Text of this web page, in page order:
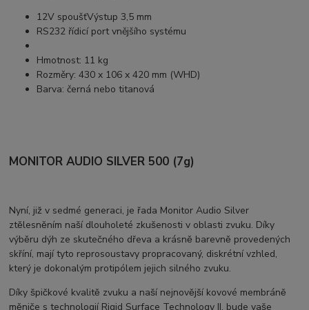
12V spoušťVýstup 3,5 mm
RS232 řídicí port vnějšího systému
Hmotnost: 11 kg
Rozměry:430 x 106 x 420 mm (WHD)
Barva: černá nebo titanová
MONITOR AUDIO SILVER 500 (7g)
Nyní, již v sedmé generaci, je řada Monitor Audio Silver
ztělesněním naší dlouholeté zkušenosti v oblasti zvuku. Díky
výběru dýh ze skutečného dřeva a krásně barevně provedených
skříní, mají tyto reprosoustavy propracovaný, diskrétní vzhled,
který je dokonalým protipólem jejich silného zvuku.
Díky špičkové kvalitě zvuku a naší nejnovější kovové membráně
měniče s technologií Rigid Surface Technology II, bude vaše